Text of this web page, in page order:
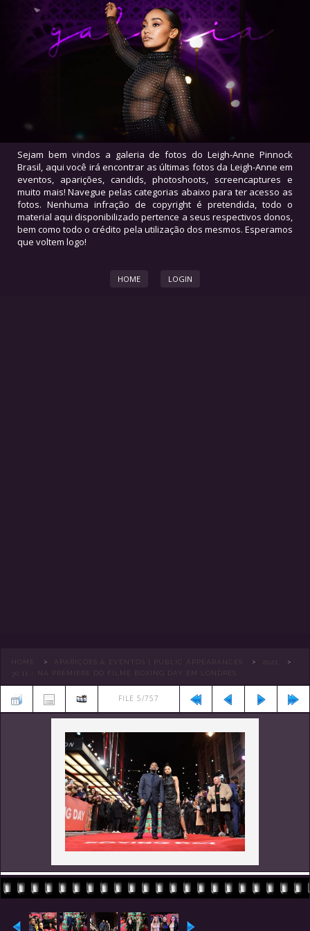
Sejam bem vindos a galeria de fotos do Leigh-Anne Pinnock
Brasil, aqui você irá encontrar as últimas fotos da Leigh-Anne em
eventos, aparições, candids, photoshoots, screencaptures e
muito mais! Navegue pelas categorias abaixo para ter acesso as
fotos. Nenhuma infração de copyright é pretendida, todo o
material aqui disponibilizado pertence a seus respectivos donos,
bem como todo o crédito pela utilização dos mesmos. Esperamos
que voltem logo!
HOME LOGIN
HOME > APARIÇÕES & EVENTOS | PUBLIC APPEARANCES > 2021 >
30.11 - NA PREMIERE DO FILME BOXING DAY EM LONDRES
FILE 5/757